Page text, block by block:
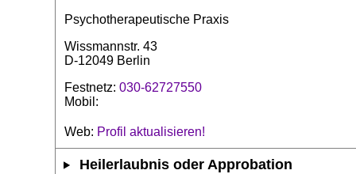
Psychotherapeutische Praxis
Wissmannstr. 43
D-12049 Berlin
Festnetz: 030-62727550
Mobil:
Web: Profil aktualisieren!
Heilerlaubnis oder Approbation